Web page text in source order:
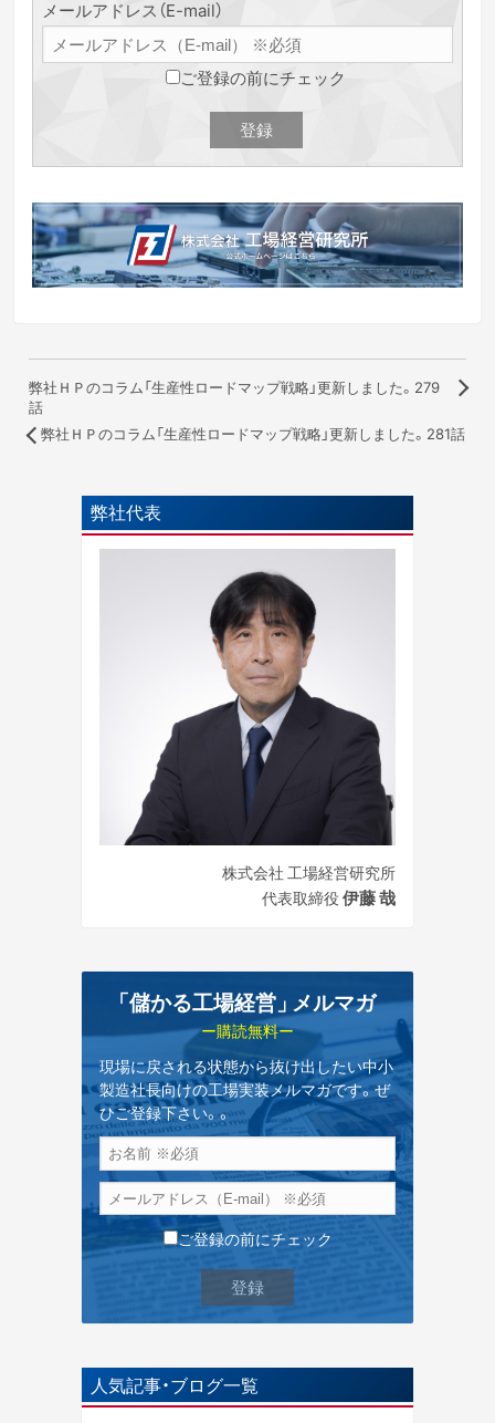
メールアドレス（E-mail）
ご登録の前にチェック
弊社ＨＰのコラム「生産性ロードマップ戦略」更新しました。279
話
弊社ＨＰのコラム「生産性ロードマップ戦略」更新しました。281話
弊社代表
株式会社 工場経営研究所
代表取締役 伊藤 哉
「儲かる工場経営」 メルマガ
ー購読無料ー
現場に戻される状態から抜け出したい中小
製造社長向けの工場実装メルマガです。ぜ
ひご登録下さい。。
ご登録の前にチェック
人気記事・ブログ一覧